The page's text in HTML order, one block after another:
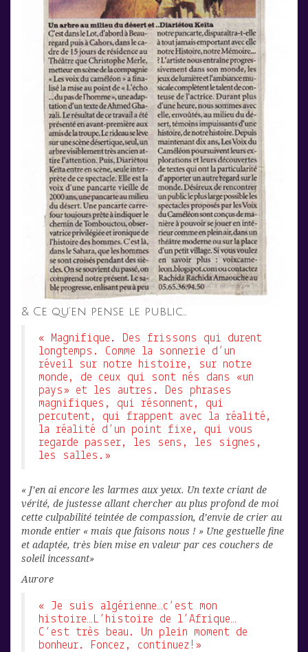
& Ce qu’en pense le public…
« Magnifique. Des frissons qui durent
longtemps. Comme la sonnerie d’un
réveil sur notre histoire, sur notre
monde, de ceux qui sont nés dans «un
pays» et les autres. Des phrases
magnifiques, qui résonnent, qui
percutent, qui frappent avec la réalité,
la réalité d’un point fixe, qui vous
regarde passer, les sens, les signes,
les salles.»
« J’en ai encore les larmes aux yeux. Un texte criant de
vérité, de justesse allant chercher au plus profond de moi
cette culpabilité teintée de compassion, d’envie de crier au
monde entier « mais que faisons nous ! » Une gestuelle fine
et adaptée, très bien mise en valeur par ces couchers de
soleil incessant»
Aurore
« Je suis algérienne…c’est mon
histoire…L’histoire de l’Afrique…
C’est très beau. Un plein moment de
bonheur. Foncez, continuez!»